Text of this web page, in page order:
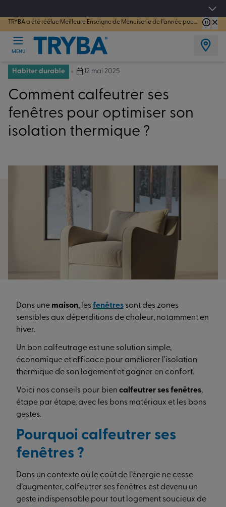
Les jours tentation : Jusqu'à -15% sur vos fenêtres, portes, volets et pergolas
MENU
Habiter durable 12 mai 2025
Comment calfeutrer ses
fenêtres pour optimiser son
isolation thermique ?
Dans une maison, les fenêtres sont des zones
sensibles aux déperditions de chaleur, notamment en
hiver.
Un bon calfeutrage est une solution simple,
économique et efficace pour améliorer l'isolation
thermique de son logement et gagner en confort.
Voici nos conseils pour bien calfeutrer ses fenêtres,
étape par étape, avec les bons matériaux et les bons
gestes.
Pourquoi calfeutrer ses
fenêtres ?
Dans un contexte où le coût de l’énergie ne cesse
d’augmenter, calfeutrer ses fenêtres est devenu un
geste indispensable pour tout logement soucieux de